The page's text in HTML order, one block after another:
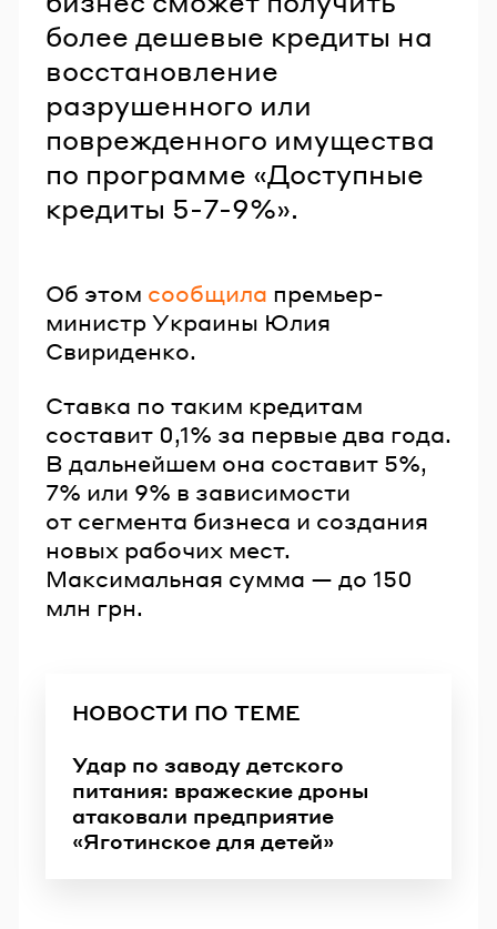
более дешевые кредиты на
восстановление
разрушенного или
поврежденного имущества
по программе «Доступные
кредиты 5-7-9%».
Об этом сообщила премьер-
министр Украины Юлия
Свириденко.
Ставка по таким кредитам
составит 0,1% за первые два года.
В дальнейшем она составит 5%,
7% или 9% в зависимости
от сегмента бизнеса и создания
новых рабочих мест.
Максимальная сумма — до 150
млн грн.
НОВОСТИ ПО ТЕМЕ
Удар по заводу детского
питания: вражеские дроны
атаковали предприятие
«Яготинское для детей»